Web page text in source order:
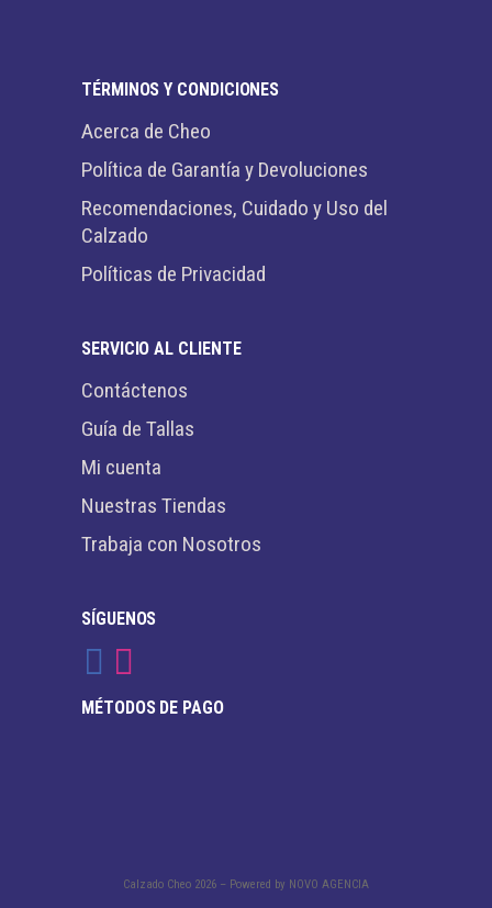
TÉRMINOS Y CONDICIONES
Acerca de Cheo
Política de Garantía y Devoluciones
Recomendaciones, Cuidado y Uso del
Calzado
Políticas de Privacidad
SERVICIO AL CLIENTE
Contáctenos
Guía de Tallas
Mi cuenta
Nuestras Tiendas
Trabaja con Nosotros
SÍGUENOS
MÉTODOS DE PAGO
Calzado Cheo 2026 – Powered by NOVO AGENCIA